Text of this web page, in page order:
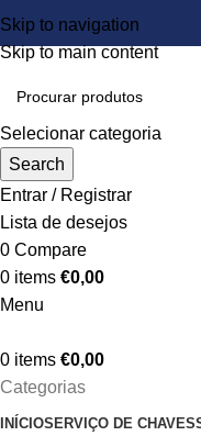
Skip to navigation
Skip to main content
Selecionar categoria
Search
Entrar / Registrar
Lista de desejos
0 Compare
0 items €0,00
Menu
0 items €0,00
Categorias
INÍCIOSERVIÇO DE CHAVES